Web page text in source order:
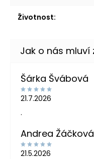
Životnost:
Šárka Švábová
21.7.2026
.
Andrea Žáčková
21.5.2026